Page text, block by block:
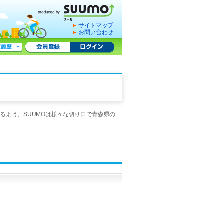
サイトマップ
お問い合わせ
よう、SUUMOは様々な切り口で青森県の